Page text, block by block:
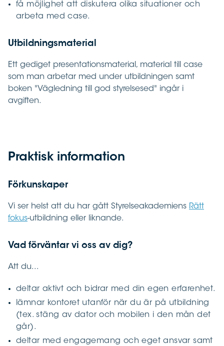
få möjlighet att diskutera olika situationer och
arbeta med case.
Utbildningsmaterial
Ett gediget presentationsmaterial, material till case
som man arbetar med under utbildningen samt
boken "Vägledning till god styrelsesed" ingår i
avgiften.
Praktisk information
Förkunskaper
Vi ser helst att du har gått Styrelseakademiens Rätt
fokus-utbildning eller liknande.
Vad förväntar vi oss av dig?
Att du...
deltar aktivt och bidrar med din egen erfarenhet.
lämnar kontoret utanför när du är på utbildning
(tex. stäng av dator och mobilen i den mån det
går).
deltar med engagemang och eget ansvar samt